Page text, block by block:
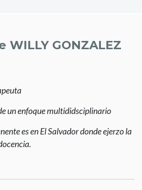
WILLY GONZALEZ
un enfoque multididsciplinario
es en El Salvador donde ejerzo la